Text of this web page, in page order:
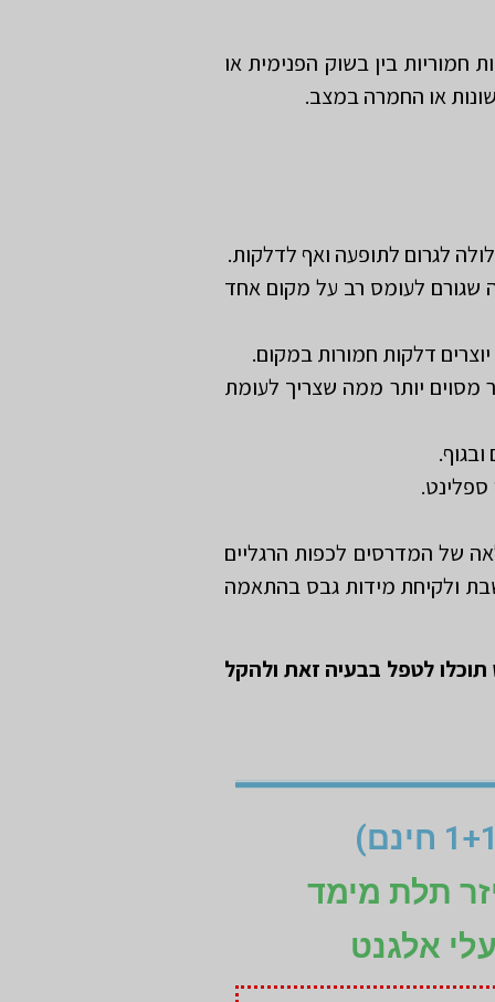
חמוריות בין בשוק הפנימית או
או החמרה במצב.
לגרום לתופעה ואף לדלקות.
שגורם לעומס רב על מקום אחד
דלקות חמורות במקום.
מסוים יותר ממה שצריך לעומת
ספלינט.
של המדרסים לכפות הרגליים
ולקיחת מידות גבס בהתאמה
תוכלו לטפל בבעיה זאת ולהקל
תלת מימד
אלגנט